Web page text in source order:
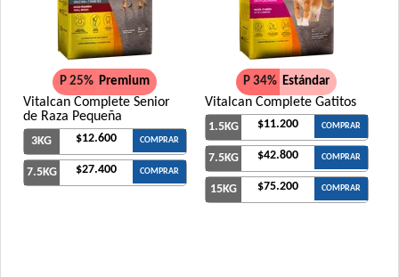
P 25% Premium
Vitalcan Complete Senior
de Raza Pequeña
3KG $12.600 COMPRAR
7.5KG $27.400 COMPRAR
P 34% Estándar
Vitalcan Complete Gatitos
1.5KG $11.200 COMPRAR
7.5KG $42.800 COMPRAR
15KG $75.200 COMPRAR